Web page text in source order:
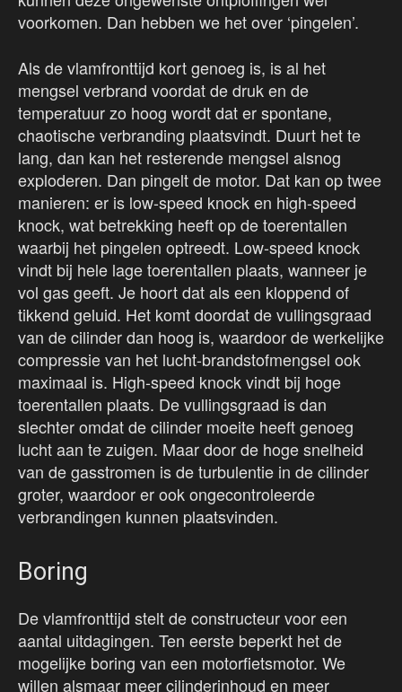
voorkomen. Dan hebben we het over ‘pingelen’.
Als de vlamfronttijd kort genoeg is, is al het
mengsel verbrand voordat de druk en de
temperatuur zo hoog wordt dat er spontane,
chaotische verbranding plaatsvindt. Duurt het te
lang, dan kan het resterende mengsel alsnog
exploderen. Dan pingelt de motor. Dat kan op twee
manieren: er is low-speed knock en high-speed
knock, wat betrekking heeft op de toerentallen
waarbij het pingelen optreedt. Low-speed knock
vindt bij hele lage toerentallen plaats, wanneer je
vol gas geeft. Je hoort dat als een kloppend of
tikkend geluid. Het komt doordat de vullingsgraad
van de cilinder dan hoog is, waardoor de werkelijke
compressie van het lucht-brandstofmengsel ook
maximaal is. High-speed knock vindt bij hoge
toerentallen plaats. De vullingsgraad is dan
slechter omdat de cilinder moeite heeft genoeg
lucht aan te zuigen. Maar door de hoge snelheid
van de gasstromen is de turbulentie in de cilinder
groter, waardoor er ook ongecontroleerde
verbrandingen kunnen plaatsvinden.
Boring
De vlamfronttijd stelt de constructeur voor een
aantal uitdagingen. Ten eerste beperkt het de
mogelijke boring van een motorfietsmotor. We
willen alsmaar meer cilinderinhoud en meer